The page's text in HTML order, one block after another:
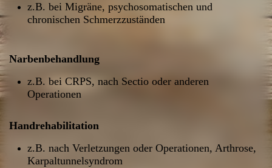
z.B. bei Migräne, psychosomatischen und
chronischen Schmerzzuständen
Narbenbehandlung
z.B. bei CRPS, nach Sectio oder anderen
Operationen
Handrehabilitation
z.B. nach Verletzungen oder Operationen, Arthrose,
Karpaltunnelsyndrom